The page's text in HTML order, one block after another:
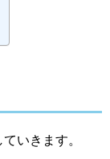
いきます。